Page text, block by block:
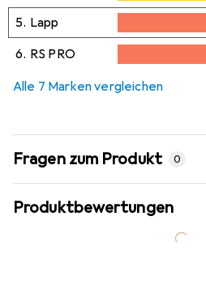
5. Lapp
2,1%
6. RS PRO
Alle 7 Marken vergleichen
Fragen zum Produkt 0
Produktbewertungen